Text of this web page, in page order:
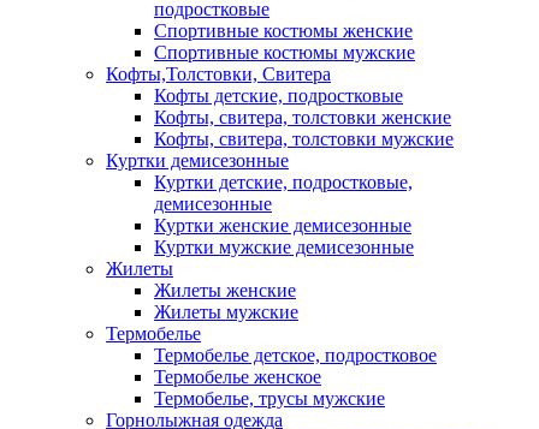
подростковые
Спортивные костюмы женские
Спортивные костюмы мужские
Кофты,Толстовки, Свитера
Кофты детские, подростковые
Кофты, свитера, толстовки женские
Кофты, свитера, толстовки мужские
Куртки демисезонные
Куртки детские, подростковые,
демисезонные
Куртки женские демисезонные
Куртки мужские демисезонные
Жилеты
Жилеты женские
Жилеты мужские
Термобелье
Термобелье детское, подростковое
Термобелье женское
Термобелье, трусы мужские
Горнолыжная одежда